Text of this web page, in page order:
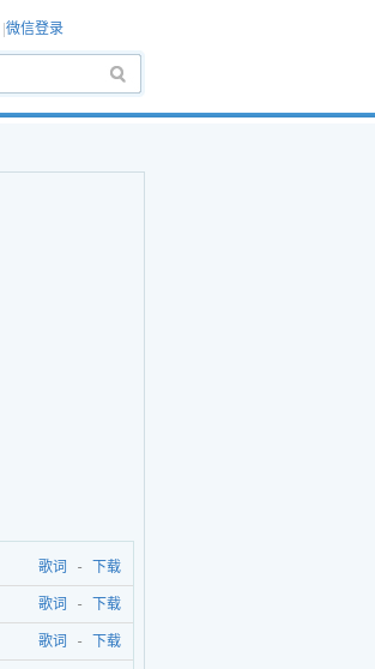
微信登录
歌词 - 下载
歌词 - 下载
歌词 - 下载